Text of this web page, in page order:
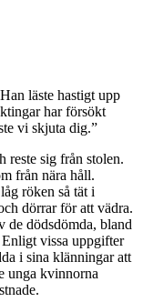
läste hastigt upp
har försökt
vi skjuta dig.”
reste sig från stolen.
från nära håll.
röken så tät i
dörrar för att vädra.
de dödsdömda, bland
Enligt vissa uppgifter
i sina klänningar att
unga kvinnorna